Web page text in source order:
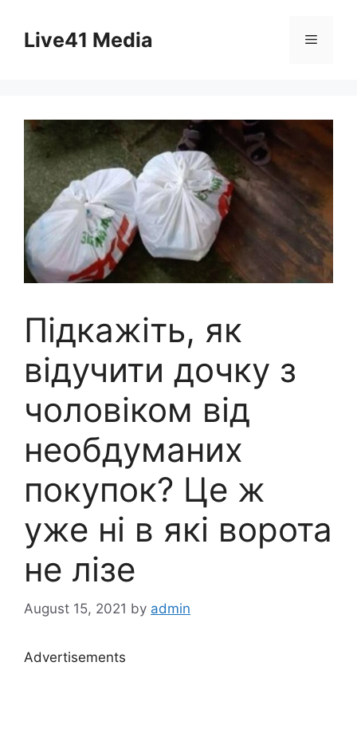
contentLive41 Media Menu
Підкажіть, як
відучити дочку з
чоловіком від
необдуманих
покупок? Це ж
уже ні в які ворота
не лізе
August 15, 2021 by admin
Advertisements